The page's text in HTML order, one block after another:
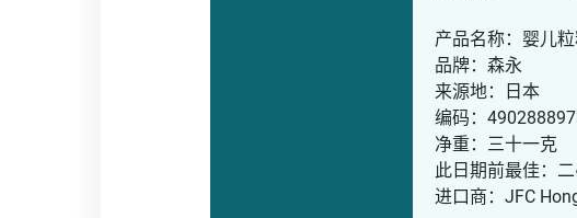
产品名称：婴儿
品牌：森永
来源地：日本
编码：
净重：三十一克
此日期前最佳：
进口商：JFC